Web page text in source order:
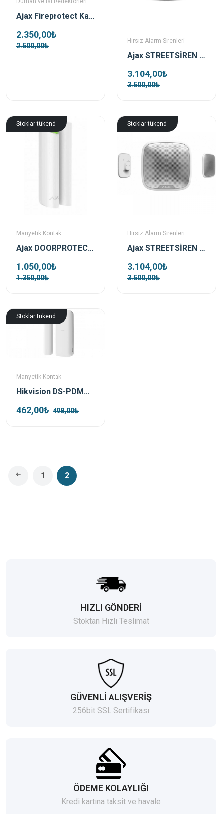
Duman ve Isı Dedektörleri
Ajax Fireprotect Kablosuz Duman Ve Isı Dedektörü Siyah
2.350,00₺
2.500,00₺
Hırsız Alarm Sirenleri
Ajax STREETSİREN Dış Ortam Siyah Kablosuz Siren
3.104,00₺
3.500,00₺
Stoklar tükendi
Manyetik Kontak
Ajax DOORPROTECT Kablosuz Manyetik Kapı Ve Pencere Kontağı Beyaz
1.050,00₺
1.350,00₺
Stoklar tükendi
Hırsız Alarm Sirenleri
Ajax STREETSİREN Dış Ortam Beyaz Kablosuz Siren
3.104,00₺
3.500,00₺
Stoklar tükendi
Manyetik Kontak
Hikvision DS-PDMCS-EG2-WE Kablosuz Manyetik Kontak
462,00₺ 498,00₺
1 2
HIZLI GÖNDERİ
Stoktan Hızlı Teslimat
GÜVENLİ ALIŞVERİŞ
256bit SSL Sertifikası
ÖDEME KOLAYLIĞI
Kredi kartına taksit ve havale